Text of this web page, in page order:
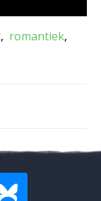
romantiek